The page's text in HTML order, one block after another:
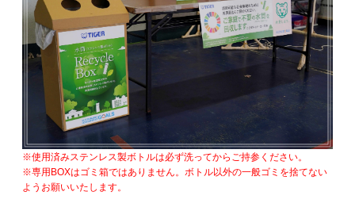
※使用済みステンレス製ボトルは必ず洗ってからご持参ください。
※専用BOXはゴミ箱ではありません。ボトル以外の一般ゴミを捨てない
ようお願いいたします。